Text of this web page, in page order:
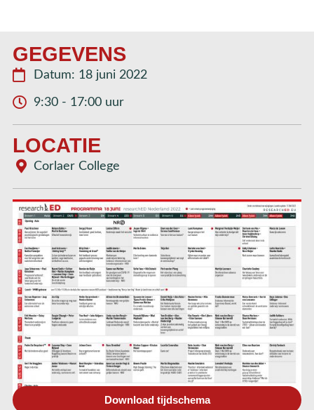
GEGEVENS
Datum: 18 juni 2022
9:30 - 17:00 uur
LOCATIE
Corlaer College
Download tijdschema